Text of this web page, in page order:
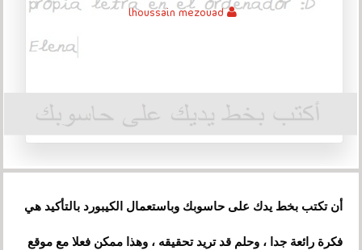
lhoussain mezouad
أن تكتب بخط يدك على حاسوبك وباستعمال الكيبورد بالتأكيد هي
فكرة رائعة جدا ، وحلم قد تريد تحقيقه ، وهذا ممكن فعلا مع موقع